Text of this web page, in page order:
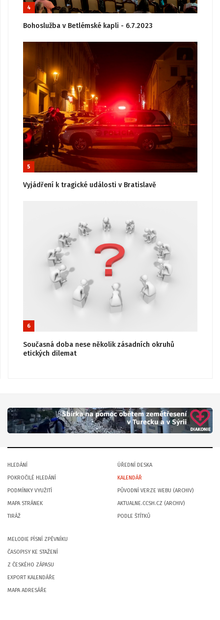
4
Bohoslužba v Betlémské kapli - 6.7.2023
5
Vyjádření k tragické události v Bratislavě
6
Současná doba nese několik zásadních okruhů
etických dilemat
HLEDÁNÍ
POKROČILÉ HLEDÁNÍ
PODMÍNKY VYUŽITÍ
MAPA STRÁNEK
TIRÁŽ
ÚŘEDNÍ DESKA
KALENDÁŘ
PŮVODNÍ VERZE WEBU (ARCHIV)
AKTUALNE.CCSH.CZ (ARCHIV)
PODLE ŠTÍTKŮ
MELODIE PÍSNÍ ZPĚVNÍKU
ČASOPISY KE STAŽENÍ
Z ČESKÉHO ZÁPASU
EXPORT KALENDÁŘE
MAPA ADRESÁŘE